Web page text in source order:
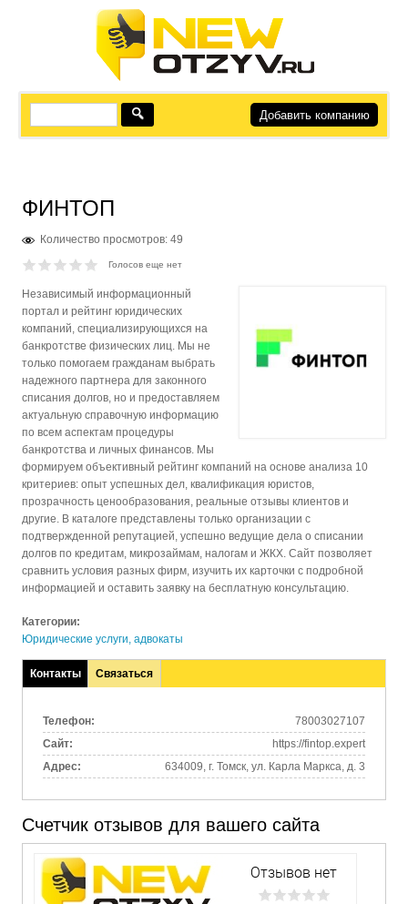
Добавить компанию
ФИНТОП
Количество просмотров: 49
Голосов еще нет
Независимый информационный
портал и рейтинг юридических
компаний, специализирующихся на
банкротстве физических лиц. Мы не
только помогаем гражданам выбрать
надежного партнера для законного
списания долгов, но и предоставляем
актуальную справочную информацию
по всем аспектам процедуры
банкротства и личных финансов. Мы
формируем объективный рейтинг компаний на основе анализа 10
критериев: опыт успешных дел, квалификация юристов,
прозрачность ценообразования, реальные отзывы клиентов и
другие. В каталоге представлены только организации с
подтвержденной репутацией, успешно ведущие дела о списании
долгов по кредитам, микрозаймам, налогам и ЖКХ. Сайт позволяет
сравнить условия разных фирм, изучить их карточки с подробной
информацией и оставить заявку на бесплатную консультацию.
Категории:
Юридические услуги, адвокаты
Контакты
(активная
Связаться
Телефон:
78003027107
Сайт:
https://fintop.expert
Адрес:
634009, г. Томск, ул. Карла Маркса, д. 3
Счетчик отзывов для вашего сайта